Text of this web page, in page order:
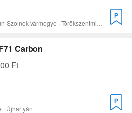
Carbon
Ft
· Újhartyán